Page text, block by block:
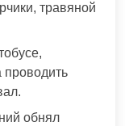
травяной
проводить
обнял